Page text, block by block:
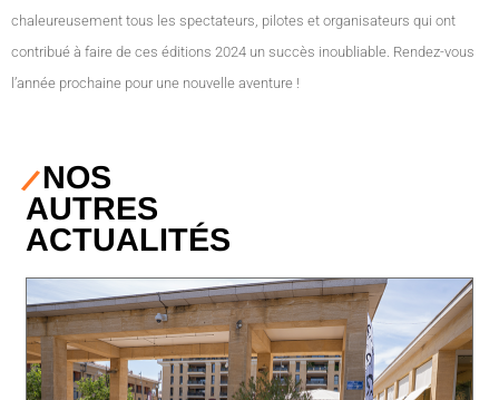
chaleureusement tous les spectateurs, pilotes et organisateurs qui ont
contribué à faire de ces éditions 2024 un succès inoubliable. Rendez-vous
l’année prochaine pour une nouvelle aventure !
NOS
AUTRES
ACTUALITÉS